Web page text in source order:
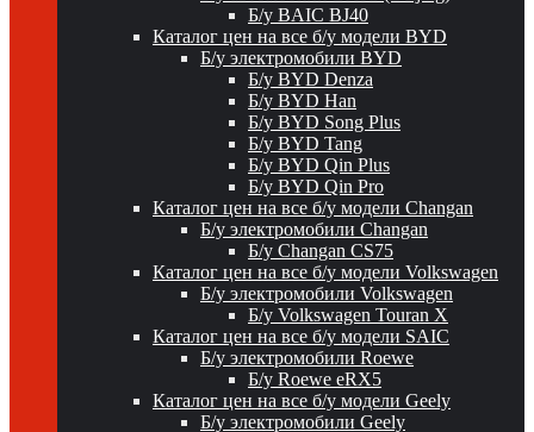
Б/у BAIC BJ40
Каталог цен на все б/у модели BYD
Б/у электромобили BYD
Б/у BYD Denza
Б/у BYD Han
Б/у BYD Song Plus
Б/у BYD Tang
Б/у BYD Qin Plus
Б/у BYD Qin Pro
Каталог цен на все б/у модели Changan
Б/у электромобили Changan
Б/у Changan CS75
Каталог цен на все б/у модели Volkswagen
Б/у электромобили Volkswagen
Б/у Volkswagen Touran X
Каталог цен на все б/у модели SAIC
Б/у электромобили Roewe
Б/у Roewe eRX5
Каталог цен на все б/у модели Geely
Б/у электромобили Geely